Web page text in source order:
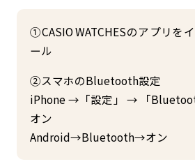
①CASIO WATCHESのアプリを
ール
②スマホのBluetooth設定
iPhone →「設定」 → 「
オン
Android→Bluetooth→オン